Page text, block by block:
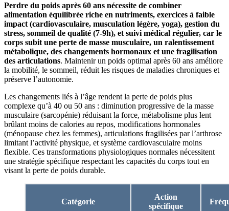
Perdre du poids après 60 ans nécessite de combiner
alimentation équilibrée riche en nutriments, exercices à faible
impact (cardiovasculaire, musculation légère, yoga), gestion du
stress, sommeil de qualité (7-9h), et suivi médical régulier, car le
corps subit une perte de masse musculaire, un ralentissement
métabolique, des changements hormonaux et une fragilisation
des articulations. Maintenir un poids optimal après 60 ans améliore
la mobilité, le sommeil, réduit les risques de maladies chroniques et
préserve l’autonomie.
Les changements liés à l’âge rendent la perte de poids plus
complexe qu’à 40 ou 50 ans : diminution progressive de la masse
musculaire (sarcopénie) réduisant la force, métabolisme plus lent
brûlant moins de calories au repos, modifications hormonales
(ménopause chez les femmes), articulations fragilisées par l’arthrose
limitant l’activité physique, et système cardiovasculaire moins
flexible. Ces transformations physiologiques normales nécessitent
une stratégie spécifique respectant les capacités du corps tout en
visant la perte de poids durable.
Catégorie
Action
spécifique